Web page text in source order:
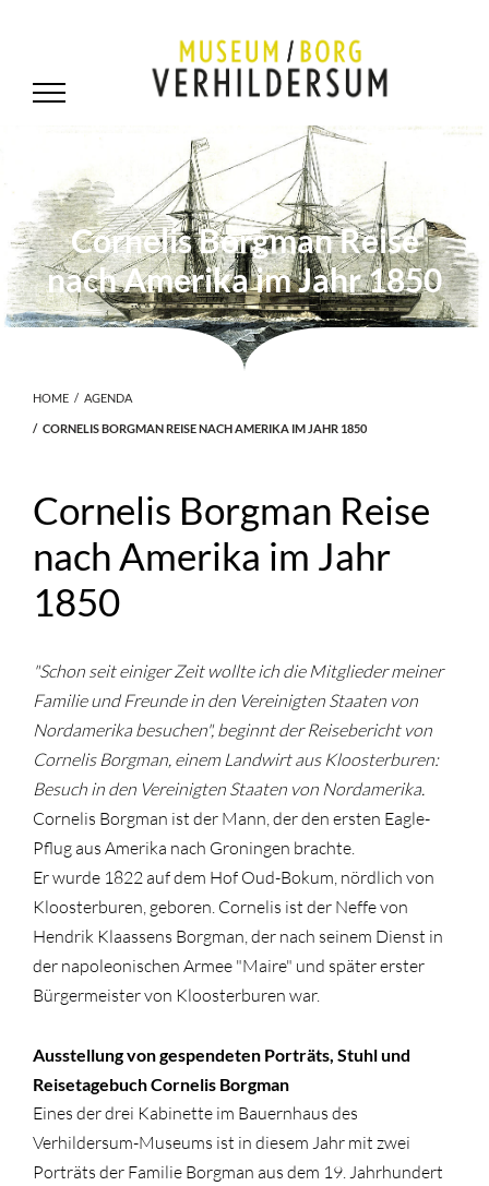
Cornelis Borgman Reise
nach Amerika im Jahr 1850
HOME AGENDA
CORNELIS BORGMAN REISE NACH AMERIKA IM JAHR 1850
Cornelis Borgman Reise
nach Amerika im Jahr
1850
"Schon seit einiger Zeit wollte ich die Mitglieder meiner
Familie und Freunde in den Vereinigten Staaten von
Nordamerika besuchen", beginnt der Reisebericht von
Cornelis Borgman, einem Landwirt aus Kloosterburen:
Besuch in den Vereinigten Staaten von Nordamerika.
Cornelis Borgman ist der Mann, der den ersten Eagle-
Pflug aus Amerika nach Groningen brachte.
Er wurde 1822 auf dem Hof Oud-Bokum, nördlich von
Kloosterburen, geboren. Cornelis ist der Neffe von
Hendrik Klaassens Borgman, der nach seinem Dienst in
der napoleonischen Armee "Maire" und später erster
Bürgermeister von Kloosterburen war.
Ausstellung von gespendeten Porträts, Stuhl und
Reisetagebuch Cornelis Borgman
Eines der drei Kabinette im Bauernhaus des
Verhildersum-Museums ist in diesem Jahr mit zwei
Porträts der Familie Borgman aus dem 19. Jahrhundert